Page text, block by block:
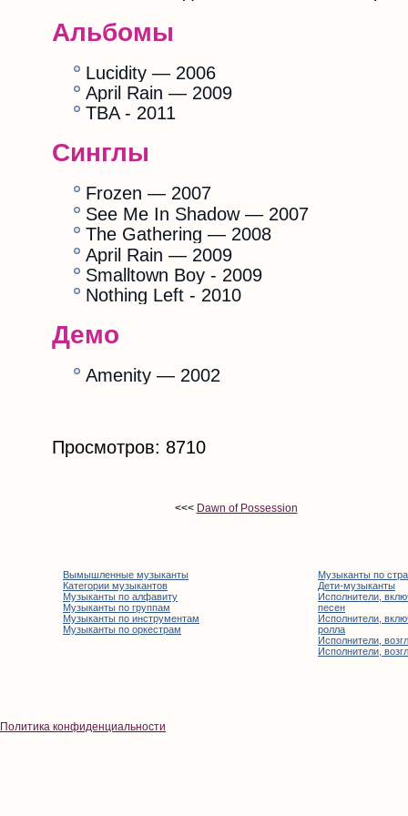
Альбомы
Lucidity — 2006
April Rain — 2009
TBA - 2011
Синглы
Frozen — 2007
See Me In Shadow — 2007
The Gathering — 2008
April Rain — 2009
Smalltown Boy - 2009
Nothing Left - 2010
Демо
Amenity — 2002
Просмотров: 8710
<<< Dawn of Possession
Вымышленные музыканты
Категории музыкантов
Музыканты по алфавиту
Музыканты по группам
Музыканты по инструментам
Музыканты по оркестрам
Музыканты по
Дети-музыканты
Исполнители,
песен
Исполнители,
ролла
Исполнители,
Исполнители,
Политика конфиденциальности